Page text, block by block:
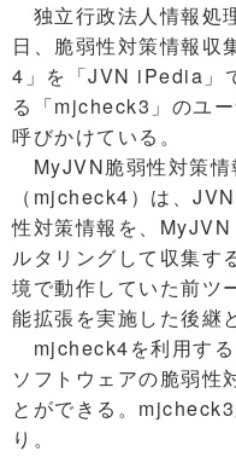
独立行政法人情報処
日、脆弱性対策情報
4」を「JVN iPedia」
る「mjcheck3」のユ
呼びかけている。
MyJVN脆弱性対策情
（mjcheck4）は、
性対策情報を、
ルタリングして収集
境で動作していた前ツ
能拡張を実施した後継
mjcheck4を利用する
ソフトウェアの脆弱性
とができる。
り。